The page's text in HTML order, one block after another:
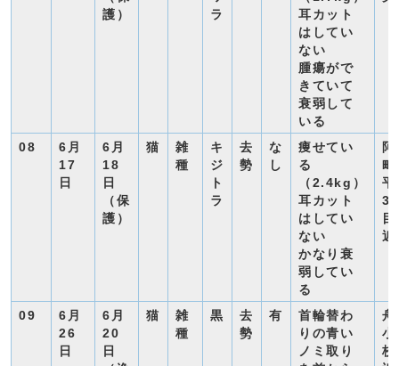
護）
ラ
耳カット
はしてい
ない
腫瘍がで
きていて
衰弱して
いる
08
6月
17
日
6月
18
日
（保
護）
猫
雑
種
キ
ジ
ト
ラ
去
勢
な
し
痩せてい
る
（2.4kg）
耳カット
はしてい
ない
かなり衰
弱してい
る
阿
町
平
3
近
09
6月
26
日
6月
20
日
猫
雑
種
黒
去
勢
有
首輪替わ
りの青い
ノミ取り
舟
小
校